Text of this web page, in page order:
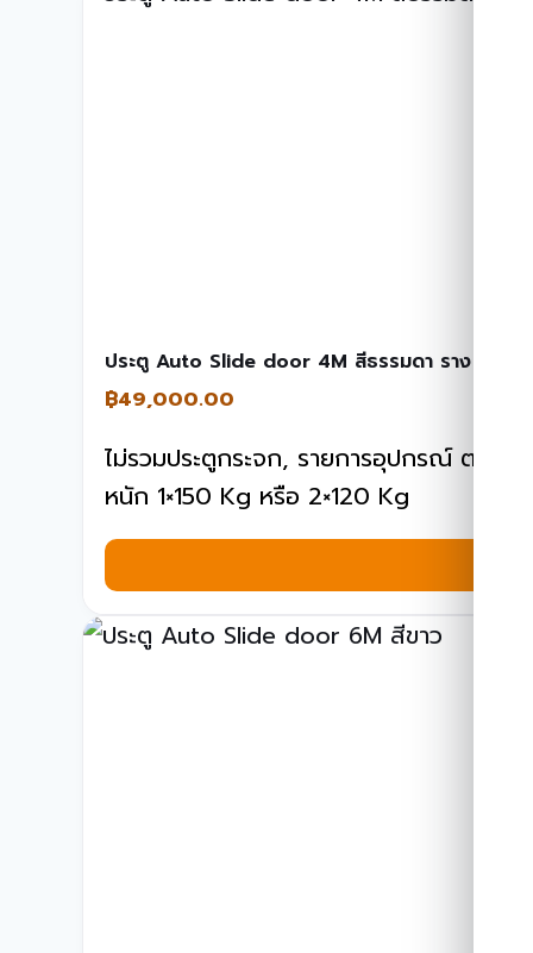
ประตู Auto Slide door 4M สีธรรมดา ราง slim
฿49,000.00
ไม่รวมประตูกระจก, รายการอุปกรณ์ ตามเ
หนัก 1×150 Kg หรือ 2×120 Kg